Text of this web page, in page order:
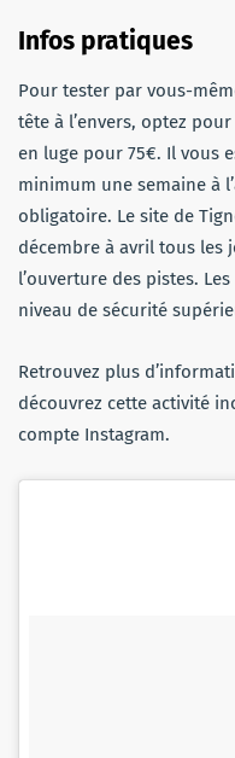
Infos pratiques
Pour tester par vous-
tête à l’envers, optez
en luge pour 75€. Il vous
minimum une semaine à
obligatoire. Le site de
décembre à avril tous les
l’ouverture des pistes.
niveau de sécurité
Retrouvez plus
découvrez cette activité
compte Instagram.